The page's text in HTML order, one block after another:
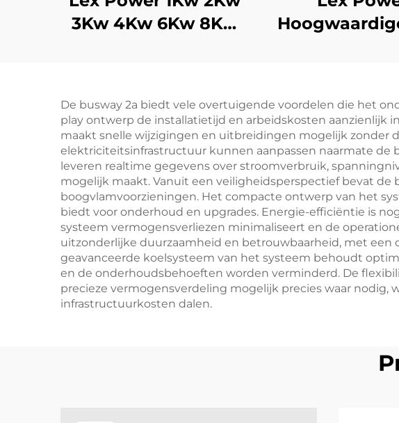
3Kw 4Kw 6Kw 8Kw
De busway 2a biedt vele overtuigende voordelen die het
play ontwerp de installatietijd en arbeidskosten aanzienlijk
maakt snelle wijzigingen en uitbreidingen mogelijk zonder
elektriciteitsinfrastructuur kunnen aanpassen naarmate de
leveren realtime gegevens over stroomverbruik,
mogelijk maakt. Vanuit een veiligheidsperspectief bevat
boogvlamvoorzieningen. Het compacte ontwerp van het
biedt voor onderhoud en upgrades. Energie-efficiëntie is
systeem vermogensverliezen minimaliseert en de
uitzonderlijke duurzaamheid en betrouwbaarheid, met
geavanceerde koelsysteem van het systeem behoudt
en de onderhoudsbehoeften worden verminderd. De
precieze vermogensverdeling mogelijk precies waar nodig,
infrastructuurkosten dalen.